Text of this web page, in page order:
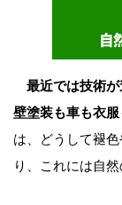
最近では技術
壁塗装も車も衣服
は、どうして褪
り、これには自